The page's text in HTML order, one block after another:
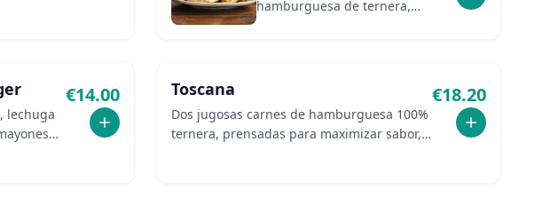
hamburguesa de ternera,
prensadas para maximizar
barbacoa al whisky.
lechuga
€14.00 Toscana
Dos jugosas carnes de hamburguesa 100%
ternera, prensadas para maximizar sabor,
€18.20